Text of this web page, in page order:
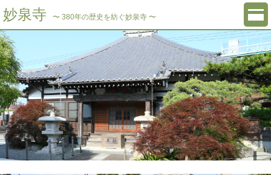
妙泉寺 〜 380年の歴史を紡ぐ妙泉寺 〜